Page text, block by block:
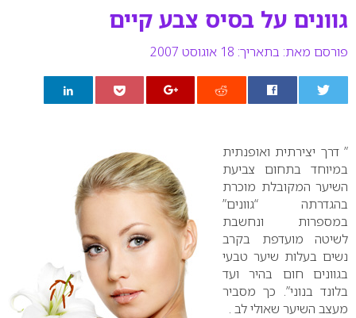
גוונים על בסיס צבע קיים
פורסם מאת: בתאריך: 18 אוגוסט 2007
” דרך יצירתית ואופנתית
במיוחד בתחום צביעת
השיער המקובלת מוכרת
בהגדרתה “גוונים”
במספרות ונחשבת
לשיטה מועדפת בקרב
נשים בעלות שיער טבעי
בגוונים חום בהיר ועד
בלונד בנוני”. כך מסביר
מעצב השיער שאולי לב .